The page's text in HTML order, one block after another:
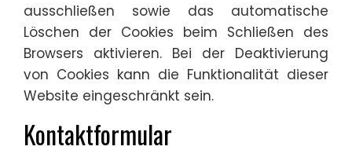
ausschließen sowie das automatische
Löschen der Cookies beim Schließen des
Browsers aktivieren. Bei der Deaktivierung
von Cookies kann die Funktionalität dieser
Website eingeschränkt sein.
Kontaktformular